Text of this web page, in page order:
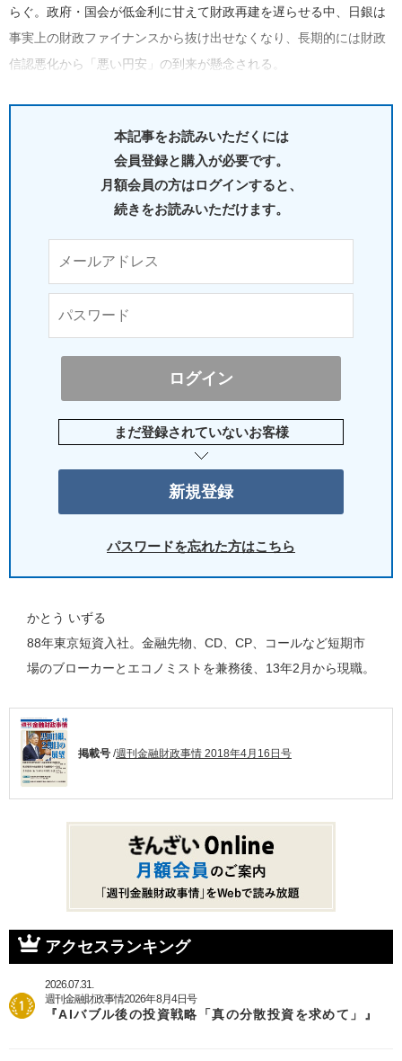
らぐ。政府・国会が低金利に甘えて財政再建を遅らせる中、日銀は
事実上の財政ファイナンスから抜け出せなくなり、長期的には財政
信認悪化から「悪い円安」の到来が懸念される。
本記事をお読みいただくには
会員登録と購入が必要です。
月額会員の方はログインすると、
続きをお読みいただけます。
まだ登録されていないお客様
パスワードを忘れた方はこちら
かとう いずる
88年東京短資入社。金融先物、CD、CP、コールなど短期市
場のブローカーとエコノミストを兼務後、13年2月から現職。
掲載号 /週刊金融財政事情 2018年4月16日号
アクセスランキング
2026.07.31.
週刊金融財政事情2026年8月4日号
『AIバブル後の投資戦略「真の分散投資を求めて」』